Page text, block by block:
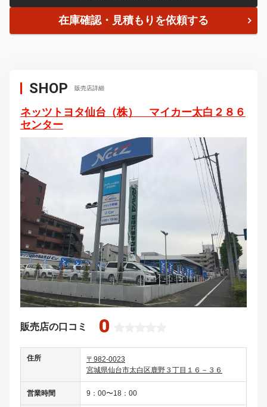
在庫確認・見積もりを依頼する
SHOP 販売店詳細
ネッツトヨタ仙台（株） マイカー太白２８６
センター
販売店の口コミ 0
住所
〒982-0023
宮城県仙台市太白区鹿野３丁目１６－３６
営業時間 9：00〜18：00